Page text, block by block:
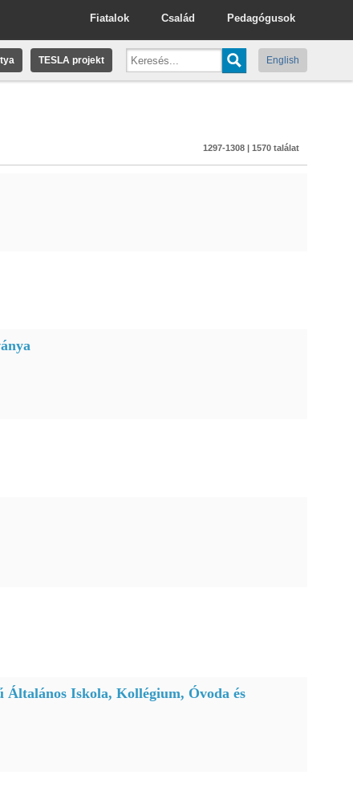
Pedagógusok
Család
Fiatalok
TESLA projekt English
1297-1308 | 1570 találat
Iskola, Kollégium, Óvoda és